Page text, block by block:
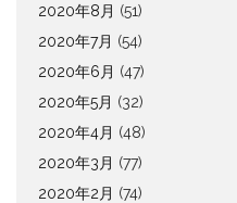
2020年8月 (51)
2020年7月 (54)
2020年6月 (47)
2020年5月 (32)
2020年4月 (48)
2020年3月 (77)
2020年2月 (74)